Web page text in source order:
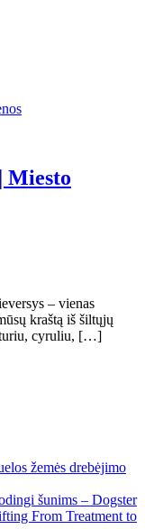
Miesto
– vienas
kraštą iš šiltųjų
cyruliu, […]
žemės drebėjimo
šunims – Dogster
From Treatment to